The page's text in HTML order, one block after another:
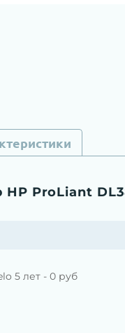
ProLiant
5 лет - 0 руб